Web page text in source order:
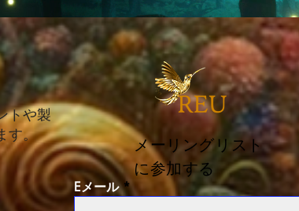
トや製
す。
メーリングリスト
に参加する
Eメール